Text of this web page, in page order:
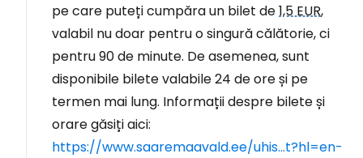
pe care puteți cumpăra un bilet de1,5 EUR,
valabil nu doar pentru o singură călătorie, ci
pentru 90 de minute. De asemenea, sunt
disponibile bilete valabile 24 de ore și pe
termen mai lung. Informații despre bilete și
orare găsiți aici:
https://www.saaremaavald.ee/uhis...t?hl=en-